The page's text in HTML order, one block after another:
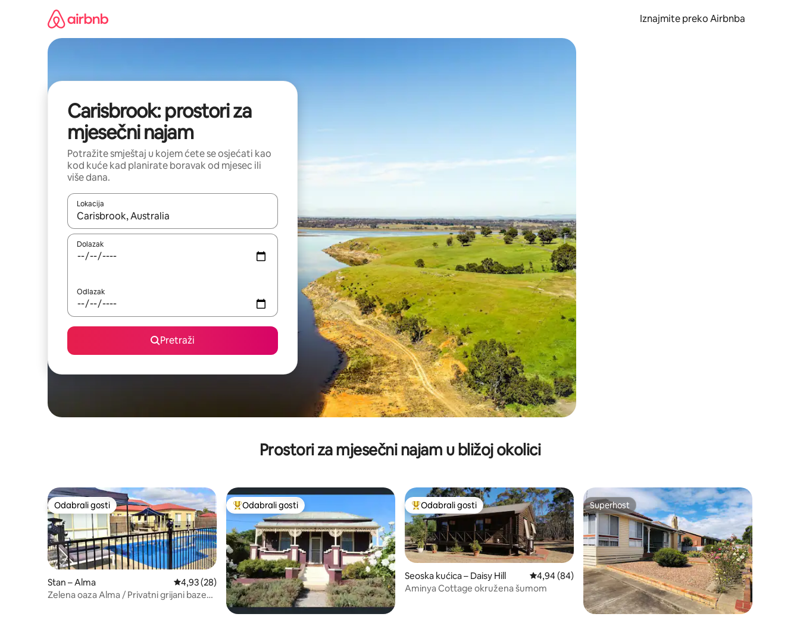
Iznajmite preko Airbnba
Carisbrook: prostori za
mjesečni najam
Potražite smještaj u kojem ćete se osjećati kao
kod kuće kad planirate boravak od mjesec ili
više dana.
Lokacija
Kada budu dostupni rezultati, moći ćete ih pregledati koristeći se strelicama prema gore i prema dolje, kao i dodirom ili prelaskom prstom po zaslonu.
Dolazak
Odlazak
Pretraži
Prostori za mjesečni najam u bližoj okolici
Odabrali gosti
Odabrali gosti
Stan – Alma Prosječna ocjena: 4,93/5, recenzija: 28
4,93 (28)
Zelena oaza Alma / Privatni grijani bazen
Među najviše rangiranima s oznakom „Odabrali gosti”
Odabrali gosti Među najviše rangiranima s oznakom „Odabrali gosti”
Odabrali gosti
Seoska kućica – Daisy Hill Prosječna ocjena: 4,94/5, recenzija: 84
4,94 (84)
Aminya Cottage okružena šumom
Superhost
Superhost